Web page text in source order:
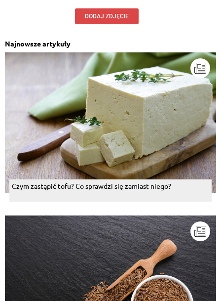
DODAJ ZDJĘCIE
Najnowsze artykuły
Czym zastąpić tofu? Co sprawdzi się zamiast niego?